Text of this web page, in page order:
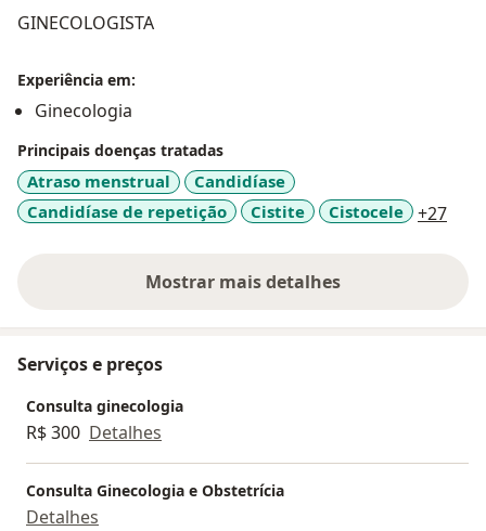
GINECOLOGISTA
Experiência em:
Ginecologia
Principais doenças tratadas
Atraso menstrual
Candidíase
Candidíase de repetição
Cistite Cistocele +27
Mostrar mais detalhes
sobre a experiência
Serviços e preços
Consulta ginecologia
R$ 300 Detalhes
Consulta Ginecologia e Obstetrícia
Detalhes